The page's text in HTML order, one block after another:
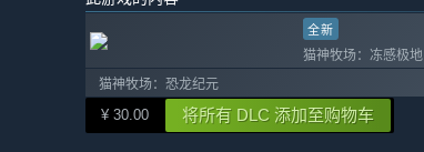
全新
猫神牧场：冻感极地
猫神牧场：恐龙纪元
¥ 30.00 将所有 DLC 添加至购物车